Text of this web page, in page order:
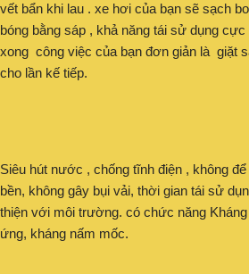
vết bẩn khi lau . xe hơi của bạn sẽ sạch
bóng bằng sáp , khả năng tái sử dụng
xong công việc của bạn đơn giản là giặt
cho lần kế tiếp.
Siêu hút nước , chống tĩnh điện , không
bền, không gây bụi vải, thời gian tái sử
thiện với môi trường. có chức năng
ứng, kháng nấm mốc.